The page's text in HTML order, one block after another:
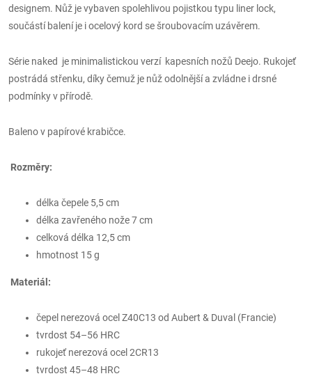
designem. Nůž je vybaven spolehlivou pojistkou typu liner lock,
součástí balení je i ocelový kord se šroubovacím uzávěrem.
Série naked je minimalistickou verzí kapesních nožů Deejo. Rukojeť
postrádá střenku, díky čemuž je nůž odolnější a zvládne i drsné
podmínky v přírodě.
Baleno v papírové krabičce.
Rozměry:
délka čepele 5,5 cm
délka zavřeného nože 7 cm
celková délka 12,5 cm
hmotnost 15 g
Materiál:
čepel nerezová ocel Z40C13 od Aubert & Duval (Francie)
tvrdost 54–56 HRC
rukojeť nerezová ocel 2CR13
tvrdost 45–48 HRC